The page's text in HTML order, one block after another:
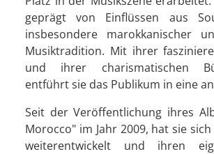
geprägt von Einflüssen aus
insbesondere marokkanischer
Musiktradition. Mit ihrer
und ihrer charismatischen
entführt sie das Publikum in eine
Seit der Veröffentlichung ihres
Morocco" im Jahr 2009, hat sie
weiterentwickelt und ihren